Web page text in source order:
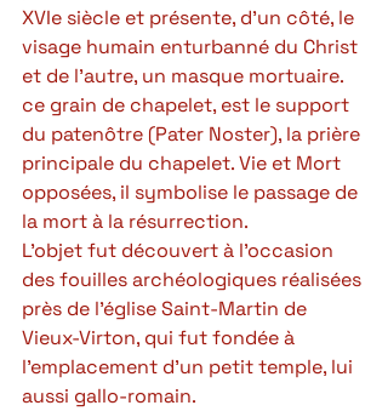
XVIe siècle et présente, d’un côté, le
visage humain enturbanné du Christ
et de l’autre, un masque mortuaire.
ce grain de chapelet, est le support
du patenôtre (Pater Noster), la prière
principale du chapelet. Vie et Mort
opposées, il symbolise le passage de
la mort à la résurrection.
L’objet fut découvert à l’occasion
des fouilles archéologiques réalisées
près de l’église Saint-Martin de
Vieux-Virton, qui fut fondée à
l’emplacement d’un petit temple, lui
aussi gallo-romain.